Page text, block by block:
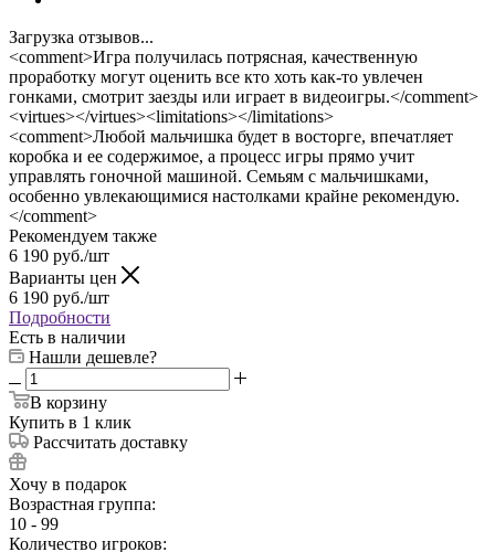
Загрузка отзывов...
<comment>Игра получилась потрясная, качественную
проработку могут оценить все кто хоть как-то увлечен
гонками, смотрит заезды или играет в видеоигры.</comment>
<virtues></virtues><limitations></limitations>
<comment>Любой мальчишка будет в восторге, впечатляет
коробка и ее содержимое, а процесс игры прямо учит
управлять гоночной машиной. Семьям с мальчишками,
особенно увлекающимися настолками крайне рекомендую.
</comment>
Рекомендуем также
6 190 руб./шт
Варианты цен
6 190 руб./шт
Подробности
Есть в наличии
Нашли дешевле?
В корзину
Купить в 1 клик
Рассчитать доставку
Хочу в подарок
Возрастная группа:
10 - 99
Количество игроков: